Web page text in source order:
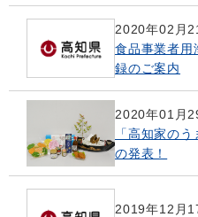
2020年02月
食品事業者用
録のご案内
2020年01月
「高知家の
の発表！
2019年12月